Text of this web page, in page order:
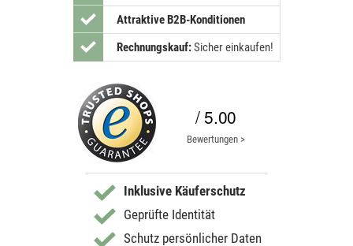
Attraktive B2B-Konditionen
Rechnungskauf:Sicher einkaufen!
/ 5.00
Bewertungen >
Inklusive Käuferschutz
Geprüfte Identität
Schutz persönlicher Daten